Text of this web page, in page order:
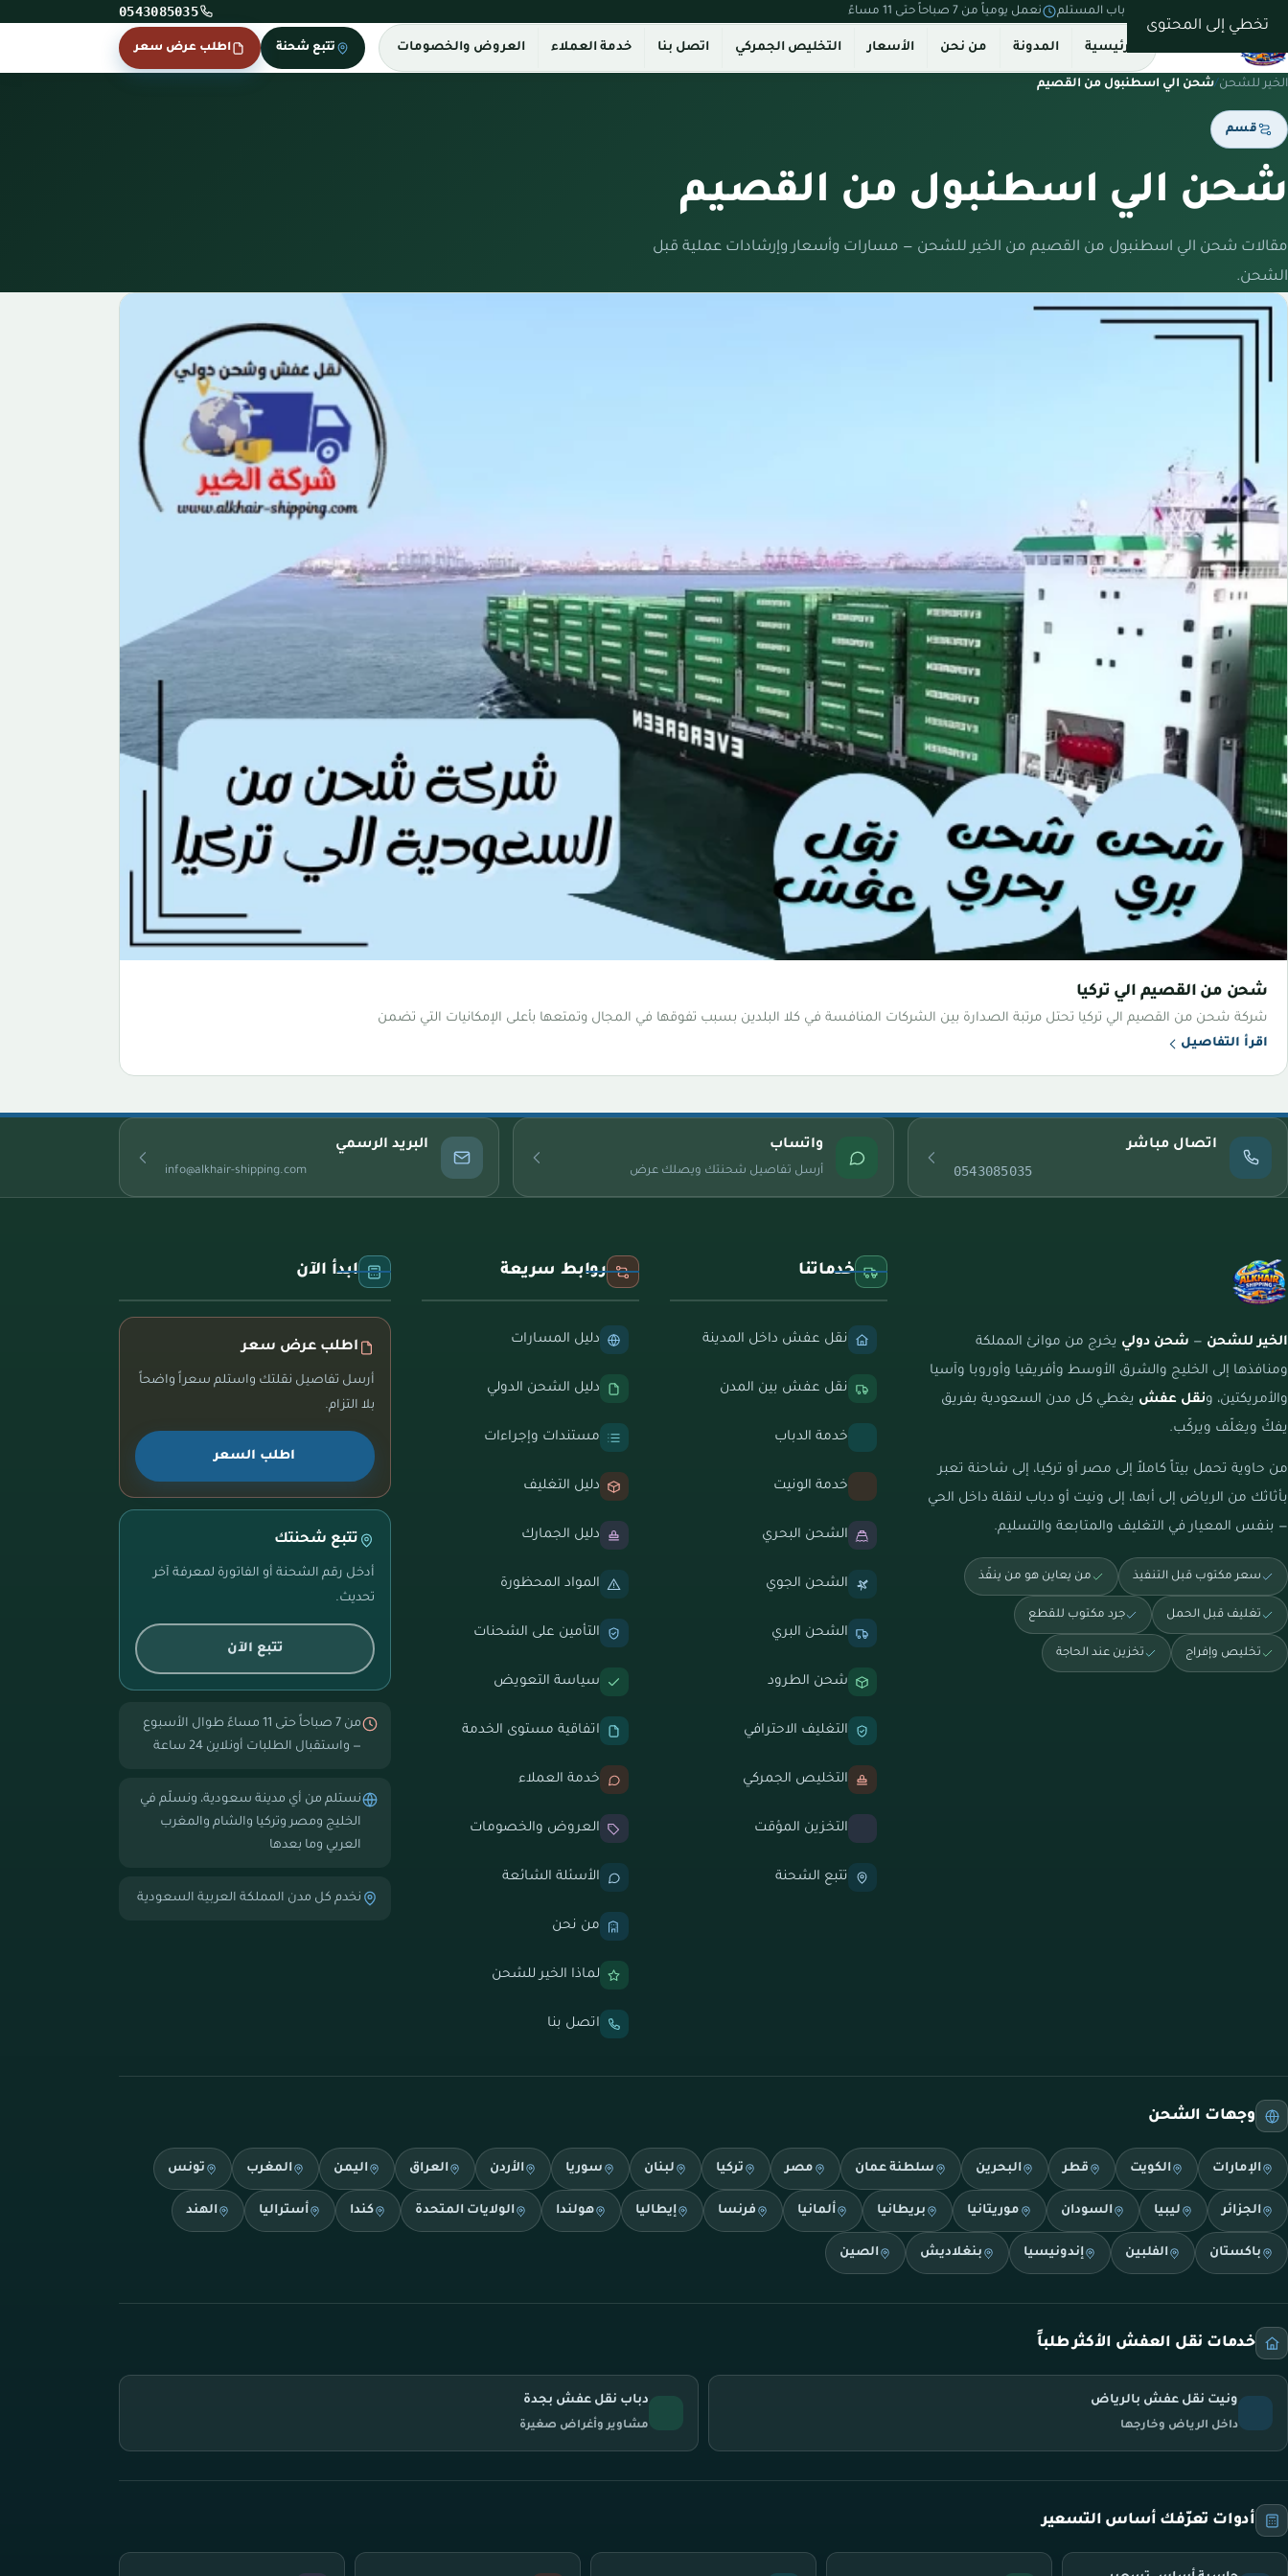
تخطي إلى المحتوى
نستلم من بيتك ونسلّم على باب المستلم نعمل يومياً من 7 صباحاً حتى 11 مساءً 0543085035
الرئيسية المدونة من نحن الأسعار التخليص الجمركي اتصل بنا خدمة العملاء العروض والخصومات تتبع شحنة اطلب عرض سعر
الخير للشحن/شحن الي اسطنبول من القصيم
قسم
شحن الي اسطنبول من القصيم
مقالات شحن الي اسطنبول من القصيم من الخير للشحن — مسارات وأسعار وإرشادات عملية قبل
الشحن.
شحن من القصيم الي تركيا
شركة شحن من القصيم الي تركيا تحتل مرتبة الصدارة بين الشركات المنافسة في كلا البلدين بسبب تفوقها في المجال وتمتعها بأعلى الإمكانيات التي تضمن
اقرأ التفاصيل
اتصال مباشر
0543085035
واتساب
أرسل تفاصيل شحنتك ويصلك عرض
البريد الرسمي
info@alkhair-shipping.com
الخير للشحن — شحن دولي يخرج من موانئ المملكة
ومنافذها إلى الخليج والشرق الأوسط وأفريقيا وأوروبا وآسيا
والأمريكتين، ونقل عفش يغطي كل مدن السعودية بفريق
يفكّ ويغلّف ويركّب.
من حاوية تحمل بيتاً كاملاً إلى مصر أو تركيا، إلى شاحنة تعبر
بأثاثك من الرياض إلى أبها، إلى ونيت أو دباب لنقلة داخل الحي
— بنفس المعيار في التغليف والمتابعة والتسليم.
سعر مكتوب قبل التنفيذ من يعاين هو من ينفّذ
تغليف قبل الحمل جرد مكتوب للقطع
تخليص وإفراج تخزين عند الحاجة
خدماتنا
نقل عفش داخل المدينة
نقل عفش بين المدن
خدمة الدباب
خدمة الونيت
الشحن البحري
الشحن الجوي
الشحن البري
شحن الطرود
التغليف الاحترافي
التخليص الجمركي
التخزين المؤقت
تتبع الشحنة
روابط سريعة
دليل المسارات
دليل الشحن الدولي
مستندات وإجراءات
دليل التغليف
دليل الجمارك
المواد المحظورة
التأمين على الشحنات
سياسة التعويض
اتفاقية مستوى الخدمة
خدمة العملاء
العروض والخصومات
الأسئلة الشائعة
من نحن
لماذا الخير للشحن
اتصل بنا
ابدأ الآن
اطلب عرض سعر
أرسل تفاصيل نقلتك واستلم سعراً واضحاً
بلا التزام.
اطلب السعر
تتبع شحنتك
أدخل رقم الشحنة أو الفاتورة لمعرفة آخر
تحديث.
تتبع الآن
من 7 صباحاً حتى 11 مساءً طوال الأسبوع
— واستقبال الطلبات أونلاين 24 ساعة
نستلم من أي مدينة سعودية، ونسلّم في
الخليج ومصر وتركيا والشام والمغرب
العربي وما بعدها
نخدم كل مدن المملكة العربية السعودية
وجهات الشحن
الإمارات الكويت قطر البحرين سلطنة عمان مصر تركيا لبنان سوريا الأردن العراق اليمن المغرب تونس
الجزائر ليبيا السودان موريتانيا بريطانيا ألمانيا فرنسا إيطاليا هولندا الولايات المتحدة كندا أستراليا الهند
باكستان الفلبين إندونيسيا بنغلاديش الصين
خدمات نقل العفش الأكثر طلباً
ونيت نقل عفش بالرياض
داخل الرياض وخارجها
دباب نقل عفش بجدة
مشاوير وأغراض صغيرة
أدوات تعرّفك أساس التسعير